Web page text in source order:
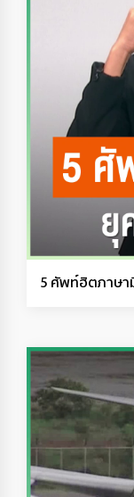
5 ศัพท์ฮิตภาษา